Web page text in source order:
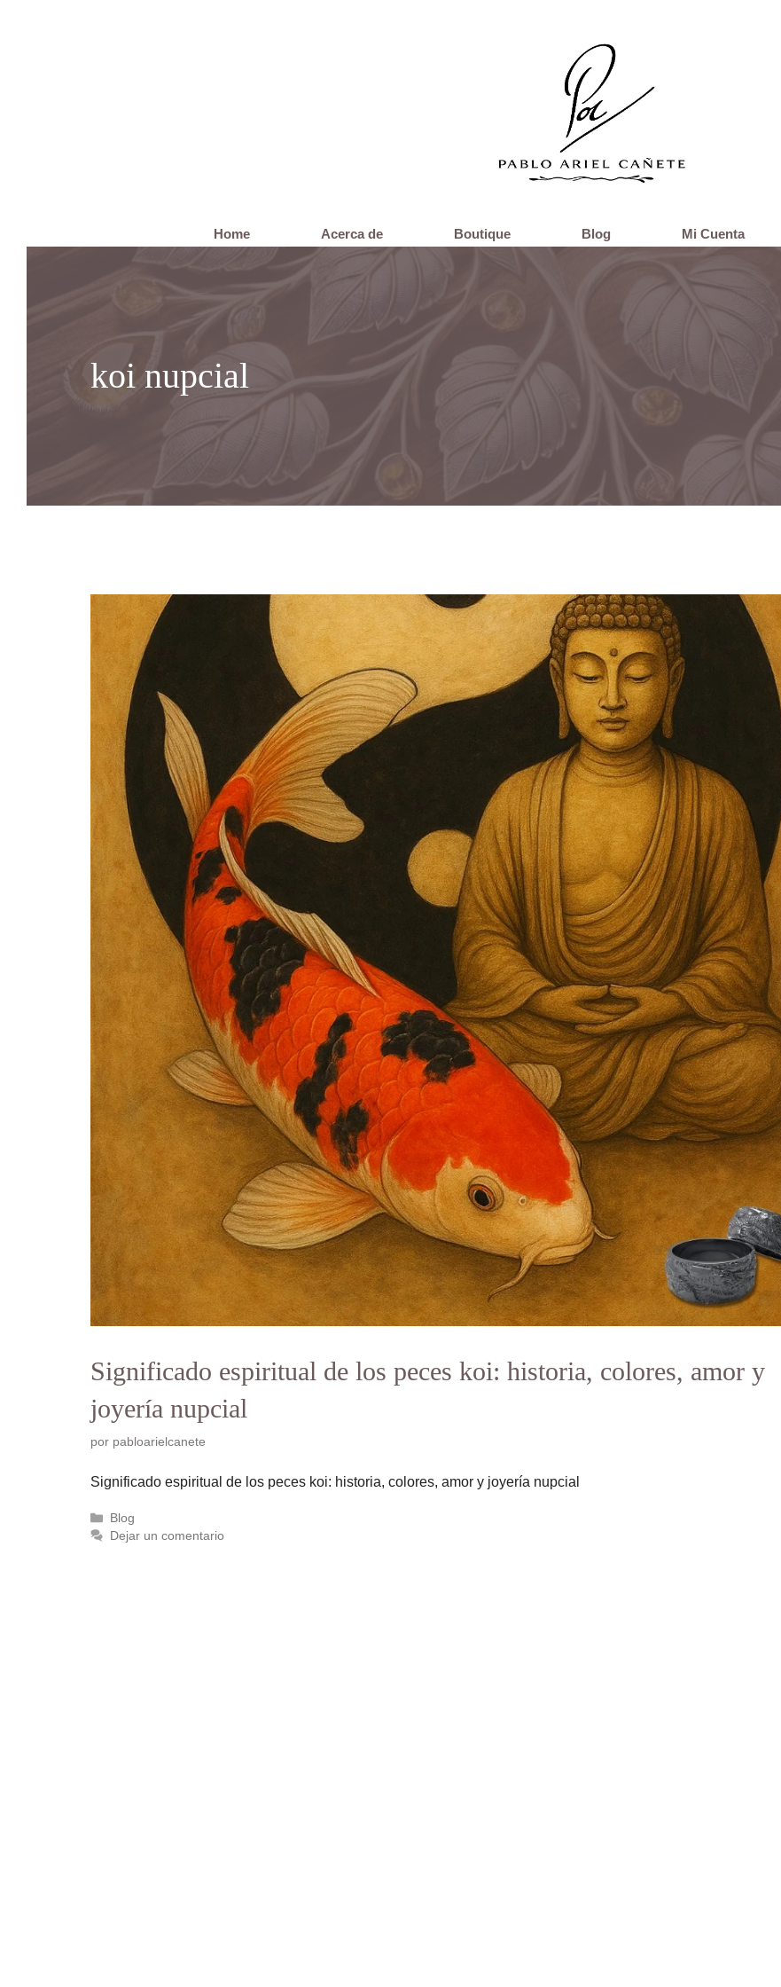
Home Acerca de Boutique Blog Mi Cuenta
koi nupcial
Significado espiritual de los peces koi: historia, colores, amor y
joyería nupcial
por pabloarielcanete
Significado espiritual de los peces koi: historia, colores, amor y joyería nupcial
Categorías
Blog
Dejar un comentario